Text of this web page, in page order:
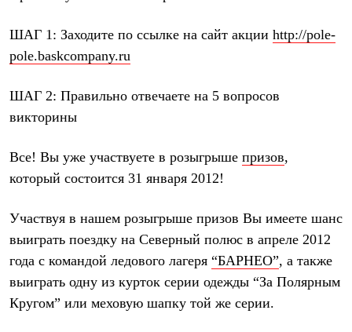
Легкое термобелье
Футболки
Толстовки
Шорты
Утепленная пухом
Куртки
Брюки
Куртки
Брюки
Штормовая одежда
Куртки
Софтшелл одежда
Куртки
Брюки
ШАГ 1: Заходите по ссылке на сайт акции http://pole-
pole.baskcompany.ru
ШАГ 2: Правильно отвечаете на 5 вопросов
викторины
Все! Вы уже участвуете в розыгрыше призов,
который состоится 31 января 2012!
Участвуя в нашем розыгрыше призов Вы имеете шанс
выиграть поездку на Северный полюс в апреле 2012
года с командой ледового лагеря “БАРНЕО”, а также
выиграть одну из курток серии одежды “За Полярным
Кругом” или меховую шапку той же серии.